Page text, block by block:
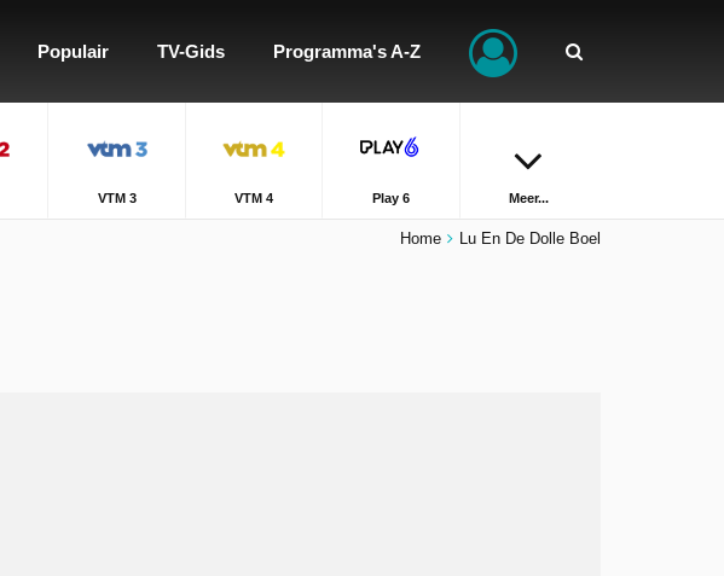
Populair TV-Gids Programma's A-Z
VTM 3 VTM 4 Play 6 Meer...
Home Lu En De Dolle Boel